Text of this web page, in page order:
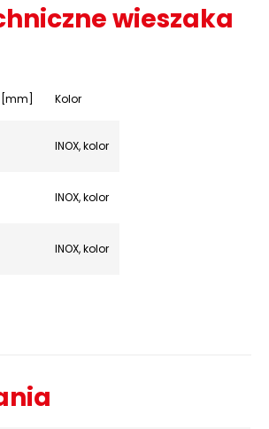
wieszaka
Kolor
INOX, kolor
INOX, kolor
INOX, kolor